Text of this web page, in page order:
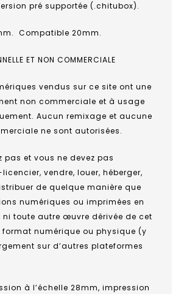
pré supportée (.chitubox).
Compatible 20mm.
ET NON COMMERCIALE
vendus sur ce site ont une
non commerciale et à usage
Aucun remixage et aucune
ne sont autorisées.
pas et vous ne devez pas
vendre, louer, héberger,
de quelque manière que
numériques ou imprimées en
ni toute autre œuvre dérivée de cet
numérique ou physique (y
sur d’autres plateformes
à l’échelle 28mm, impression